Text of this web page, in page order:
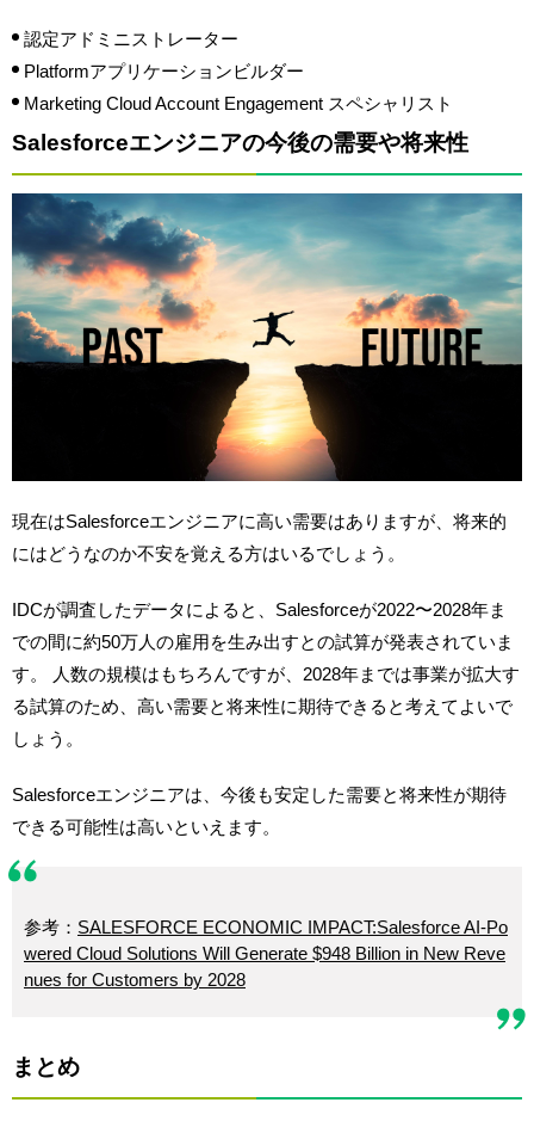
認定アドミニストレーター
Platformアプリケーションビルダー
Marketing Cloud Account Engagement スペシャリスト
Salesforceエンジニアの今後の需要や将来性
現在はSalesforceエンジニアに高い需要はありますが、将来的
にはどうなのか不安を覚える方はいるでしょう。
IDCが調査したデータによると、Salesforceが2022〜2028年ま
での間に約50万人の雇用を生み出すとの試算が発表されていま
す。 人数の規模はもちろんですが、2028年までは事業が拡大す
る試算のため、高い需要と将来性に期待できると考えてよいで
しょう。
Salesforceエンジニアは、今後も安定した需要と将来性が期待
できる可能性は高いといえます。
参考： SALESFORCE ECONOMIC IMPACT:Salesforce AI-Po
wered Cloud Solutions Will Generate $948 Billion in New Reve
nues for Customers by 2028
まとめ